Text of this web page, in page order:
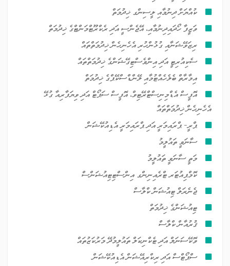
ކުއްޔަށް ދިނުމާއި ލީސިންގ ޚިދުމަތް
ވަޒީފާ ހޯދައިދިނުމާއި، އޭޖެންސީ އަދި ރެކްރޫޓްމަންޓްގެ ޚިދުމަތް
ރިޒަވޭޝަނާއި ގުޅުންހުރި އެހެނިހެން ޚިދުމަތްތައް
ސެކިއުރިޓީ އަދި އިންވެސްޓިގޭޝަންގެ ޚިދުމަތްތައް
އިމާރާތް ބެލެހެއްޓުމާއި ލޭންޑްސްކޭޕްގެ ޚިދުމަތް
އޮފީސް އެޑްމިނިސްޓްރޭޓިވް، އޮފީސް ސަޕޯޓް އަދި ވިޔަފާރިއާ ގުޅޭ
އެހެނިހެން ޚިދުމަތްތައް
ޕްރީ- ޕްރައިމަރީ އަދި ޕްރައިމަރީ އެޑިއުކޭޝަން
ސާނަވީ ތައުލީމު
މަތީ ސާނަވީ ތައުލީމު
ކޮމްޕިއުޓަރ ޓްރެއިނިންގ އިންސްޓިޓިއުޝަންސް
ޖެނެރަލް ޓިއުޝަން ކްލާސް
ޓިއުޝަންގެ ޚިދުމަތް
ޤުރުއާން ކްލާސް
ވޮކޭސަނަލް އަދި ޓެކްނިކަލް ތައުލީމުދޭ މަރުކަޒުތައް
ސްޕޯޓްސް އަދި ރިކްރިއޭޝަން އެޑިއުކޭޝަން